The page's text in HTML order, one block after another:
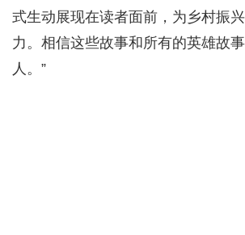
式生动展现在读者面前，为乡村振
力。相信这些故事和所有的英雄故
人。”